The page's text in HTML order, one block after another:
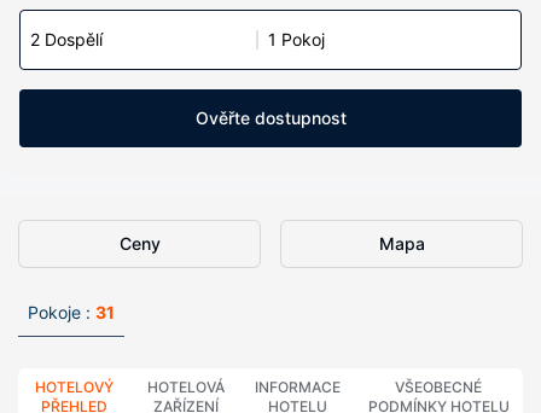
2 Dospělí 1 Pokoj
Ověřte dostupnost
Ceny Mapa
Pokoje : 31
HOTELOVÝ
PŘEHLED
HOTELOVÁ
ZAŘÍZENÍ
INFORMACE
HOTELU
VŠEOBECNÉ
PODMÍNKY HOTELU